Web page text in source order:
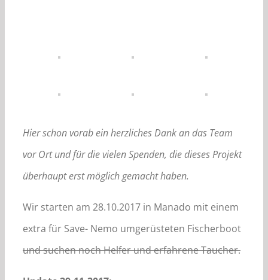
Hier schon vorab ein herzliches Dank an das Team
vor Ort und für die vielen Spenden, die dieses Projekt
überhaupt erst möglich gemacht haben.
Wir starten am 28.10.2017 in Manado mit einem
extra für Save- Nemo umgerüsteten Fischerboot
und suchen noch Helfer und erfahrene Taucher.